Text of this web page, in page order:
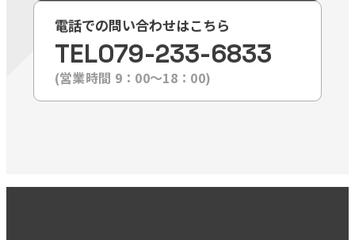
電話での問い合わせはこちら
TEL079-233-6833
(営業時間 9：00〜18：00)